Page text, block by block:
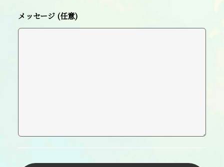
メッセージ (任意)